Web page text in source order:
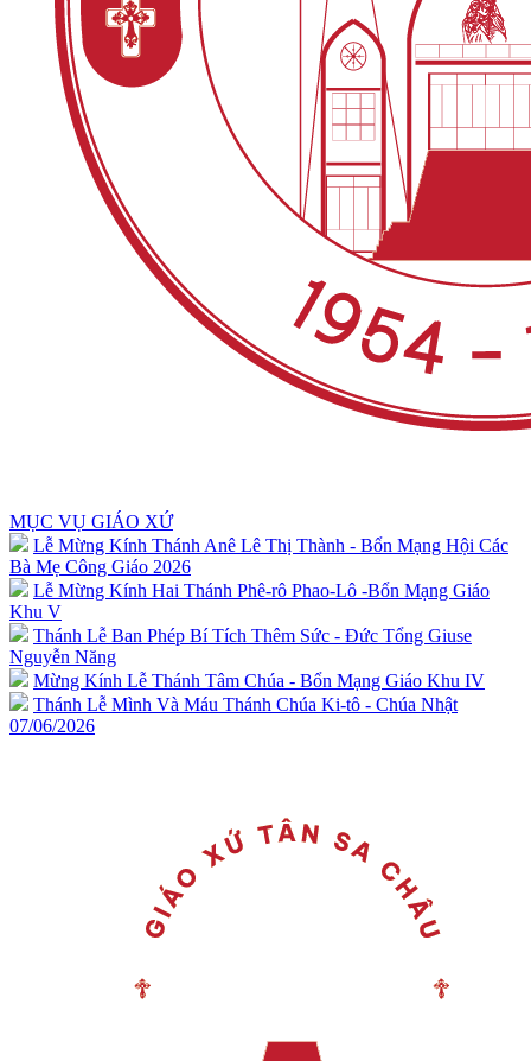
MỤC VỤ GIÁO XỨ
Lễ Mừng Kính Thánh Anê Lê Thị Thành - Bổn Mạng Hội Các
Bà Mẹ Công Giáo 2026
Lễ Mừng Kính Hai Thánh Phê-rô Phao-Lô -Bổn Mạng Giáo
Khu V
Thánh Lễ Ban Phép Bí Tích Thêm Sức - Đức Tổng Giuse
Nguyễn Năng
Mừng Kính Lễ Thánh Tâm Chúa - Bổn Mạng Giáo Khu IV
Thánh Lễ Mình Và Máu Thánh Chúa Ki-tô - Chúa Nhật
07/06/2026